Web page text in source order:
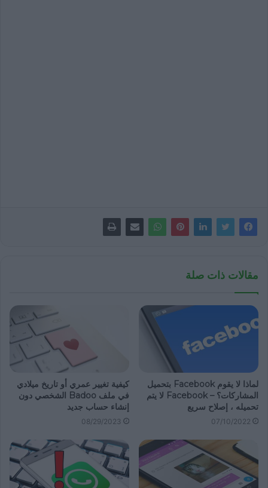
مقالات ذات صلة
لماذا لا يقوم Facebook بتحميل
المشاركات؟ – Facebook لا يتم
تحميله ، إصلاح سريع
07/10/2022
كيفية تغيير عمري أو تاريخ ميلادي
في ملف Badoo الشخصي دون
إنشاء حساب جديد
08/29/2023